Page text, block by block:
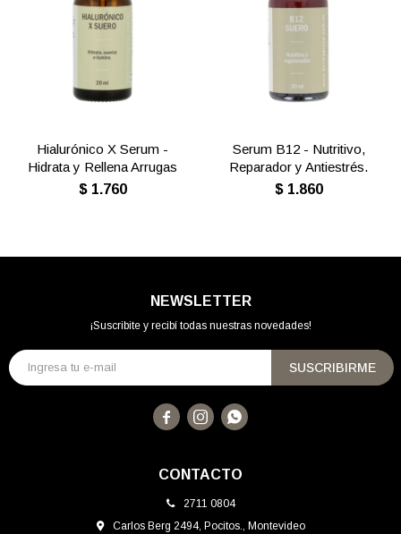
Hialurónico X Serum -
Hidrata y Rellena Arrugas
$ 1.760
Serum B12 - Nutritivo,
Reparador y Antiestrés.
$ 1.860
CONTACTO
2711 0804
Carlos Berg 2494, Pocitos., Montevideo
NEWSLETTER
¡Suscribite y recibí todas nuestras novedades!
SUSCRIBIRME
  